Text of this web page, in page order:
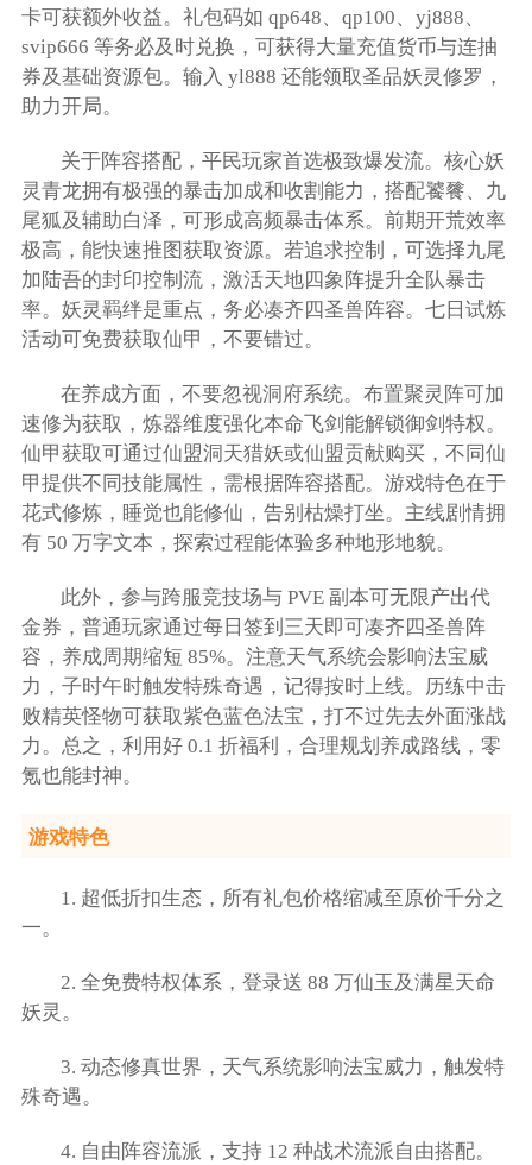
卡可获额外收益。礼包码如 qp648、qp100、yj888、
svip666 等务必及时兑换，可获得大量充值货币与连抽
券及基础资源包。输入 yl888 还能领取圣品妖灵修罗，
助力开局。
关于阵容搭配，平民玩家首选极致爆发流。核心妖
灵青龙拥有极强的暴击加成和收割能力，搭配饕餮、九
尾狐及辅助白泽，可形成高频暴击体系。前期开荒效率
极高，能快速推图获取资源。若追求控制，可选择九尾
加陆吾的封印控制流，激活天地四象阵提升全队暴击
率。妖灵羁绊是重点，务必凑齐四圣兽阵容。七日试炼
活动可免费获取仙甲，不要错过。
在养成方面，不要忽视洞府系统。布置聚灵阵可加
速修为获取，炼器维度强化本命飞剑能解锁御剑特权。
仙甲获取可通过仙盟洞天猎妖或仙盟贡献购买，不同仙
甲提供不同技能属性，需根据阵容搭配。游戏特色在于
花式修炼，睡觉也能修仙，告别枯燥打坐。主线剧情拥
有 50 万字文本，探索过程能体验多种地形地貌。
此外，参与跨服竞技场与 PVE 副本可无限产出代
金券，普通玩家通过每日签到三天即可凑齐四圣兽阵
容，养成周期缩短 85%。注意天气系统会影响法宝威
力，子时午时触发特殊奇遇，记得按时上线。历练中击
败精英怪物可获取紫色蓝色法宝，打不过先去外面涨战
力。总之，利用好 0.1 折福利，合理规划养成路线，零
氪也能封神。
游戏特色
1. 超低折扣生态，所有礼包价格缩减至原价千分之
一。
2. 全免费特权体系，登录送 88 万仙玉及满星天命
妖灵。
3. 动态修真世界，天气系统影响法宝威力，触发特
殊奇遇。
4. 自由阵容流派，支持 12 种战术流派自由搭配。